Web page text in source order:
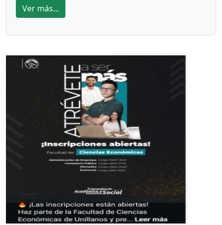
Fernández está en estos momentos en el Torneo
parte del Mundo.
Juan Carlos, quien se desempeña como
administrador financiero en un prestante banco
de nuestra ciudad, tiene una impresionante hoja
de vida como juez de Boxeo.
Este año estuvo en el Campeonato Mundial
Femenino que se cumplió en Serbia, luego
participo en la Copa América que tuvo como sede
a Ibagué, recientemente cumplió su labor en los
Juegos Centroamericanos y del Caribe en
Montería.
Ver más...